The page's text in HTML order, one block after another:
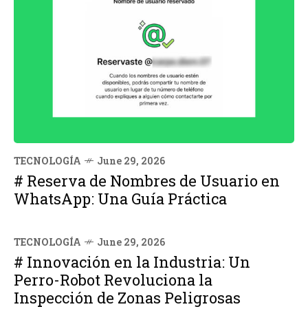
TECNOLOGÍA June 29, 2026
# Reserva de Nombres de Usuario en
WhatsApp: Una Guía Práctica
TECNOLOGÍA June 29, 2026
# Innovación en la Industria: Un
Perro-Robot Revoluciona la
Inspección de Zonas Peligrosas